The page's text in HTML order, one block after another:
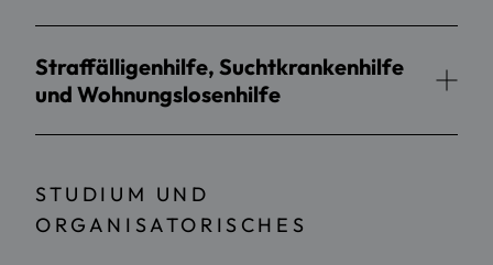
Straffälligenhilfe, Suchtkrankenhilfe
und Wohnungslosenhilfe
STUDIUM UND
ORGANISATORISCHES